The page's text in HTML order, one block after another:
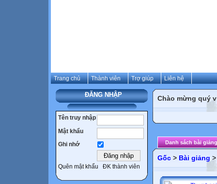
Trang chủ Thành viên Trợ giúp Liên hệ
ĐĂNG NHẬP
Tên truy nhập
Mật khẩu
Ghi nhớ
Quên mật khẩu ĐK thành viên
Chào mừng quý
Danh sách bài
Gốc > Bài giảng